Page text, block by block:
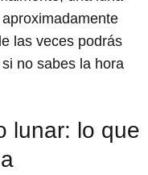
las veces podrás
no sabes la hora
lunar: lo que